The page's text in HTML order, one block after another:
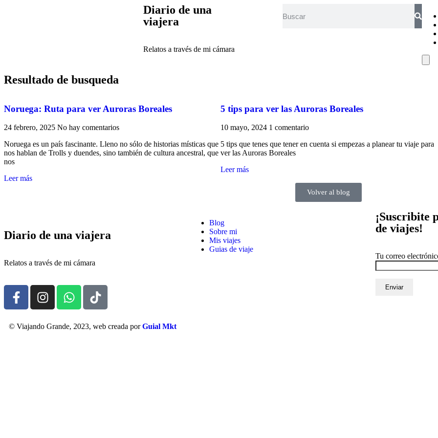
Diario de una
viajera
Relatos a través de mi cámara
Resultado de busqueda
Noruega: Ruta para ver Auroras Boreales
24 febrero, 2025 No hay comentarios
Noruega es un país fascinante. Lleno no sólo de historias místicas que
nos hablan de Trolls y duendes, sino también de cultura ancestral, que
nos
Leer más
5 tips para ver las Auroras Boreales
10 mayo, 2024 1 comentario
5 tips que tenes que tener en cuenta si empezas a planear tu viaje para
ver las Auroras Boreales
Leer más
Volver al blog
Diario de una viajera
Relatos a través de mi cámara
Blog
Sobre mi
Mis viajes
Guias de viaje
¡Suscribite
de viajes!
Tu correo
© Viajando Grande, 2023, web creada porGuial Mkt